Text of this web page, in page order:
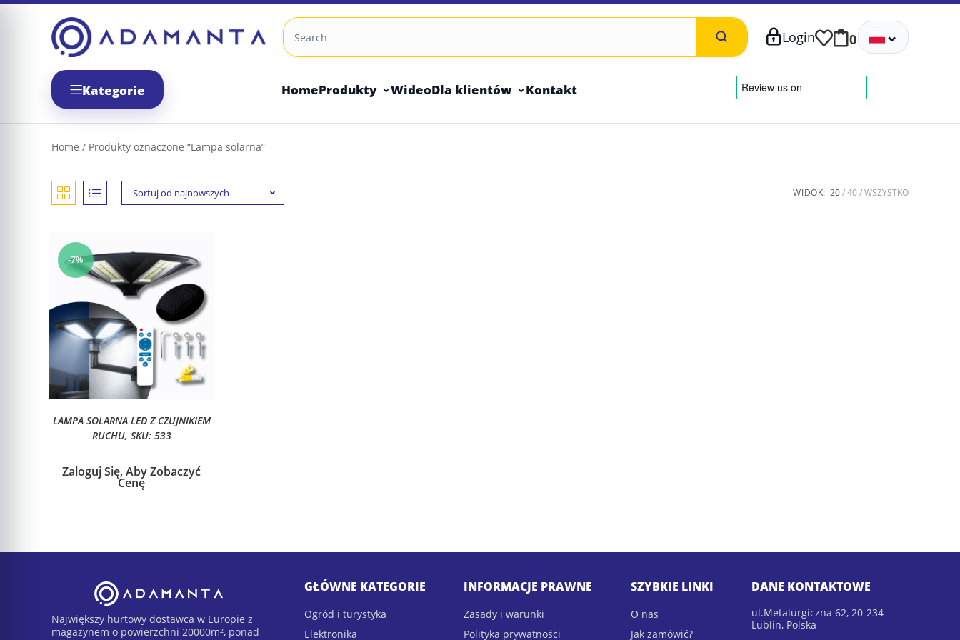
Skip
Login 0 ⌄
Kategorie HomeProdukty WideoDla klientów Kontakt
Home / Produkty oznaczone “Lampa solarna”
Sortuj od najnowszych WIDOK: 20 40 WSZYSTKO
-7%
LAMPA SOLARNA LED Z CZUJNIKIEM
RUCHU, SKU: 533
Zaloguj Się, Aby Zobaczyć
Cenę
Największy hurtowy dostawca w Europie z
magazynem o powierzchni 20000m², ponad
GŁÓWNE KATEGORIE
Ogród i turystyka
Elektronika
INFORMACJE PRAWNE
Zasady i warunki
Polityka prywatności
SZYBKIE LINKI
O nas
Jak zamówić?
DANE KONTAKTOWE
ul.Metalurgiczna 62, 20-234
Lublin, Polska